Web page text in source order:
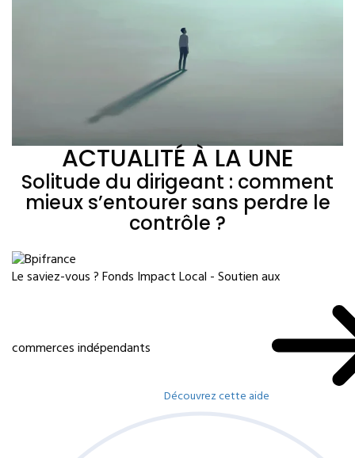
ACTUALITÉ À LA UNE
Solitude du dirigeant : comment
mieux s’entourer sans perdre le
contrôle ?
Le saviez-vous ?Fonds Impact Local - Soutien aux
commerces indépendants
Découvrez cette aide